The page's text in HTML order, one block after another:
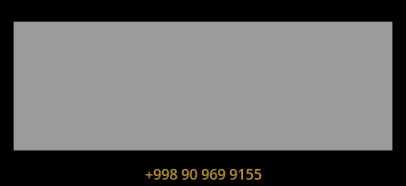
+998 90 969 9155